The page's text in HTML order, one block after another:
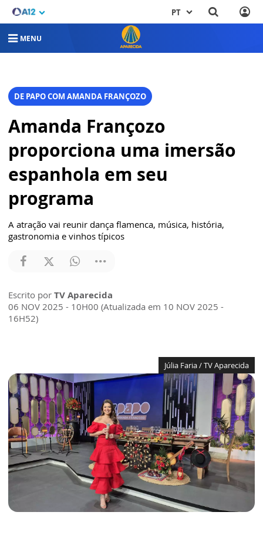
PT
MENU
DE PAPO COM AMANDA FRANÇOZO
Amanda Françozo
proporciona uma imersão
espanhola em seu
programa
A atração vai reunir dança flamenca, música, história,
gastronomia e vinhos típicos
Escrito por TV Aparecida
06 NOV 2025 - 10H00 (Atualizada em 10 NOV 2025 -
16H52)
Júlia Faria / TV Aparecida